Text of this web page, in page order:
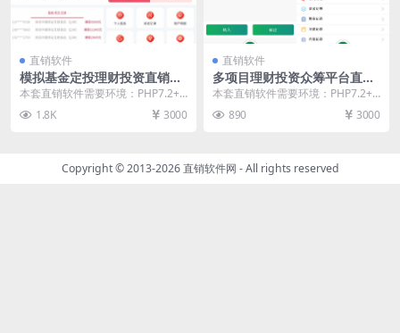
直销软件
模拟基金定投理财投资直销软
件 直销系统 直销管理软件 直
本套直销软件需要环境：PHP7.2+
MYSQL，是一套模拟基金定投理财
投资直销软...
1.8K 3000
直销软件
多项目理财投资众筹平台直销
软件 直销系统 直销管理软件
本套直销软件需要环境：PHP7.2+
MYSQL，是一套英文版多项目理财
投资众筹平...
890 3000
Copyright © 2013-2026直销软件网 - All rights reserved